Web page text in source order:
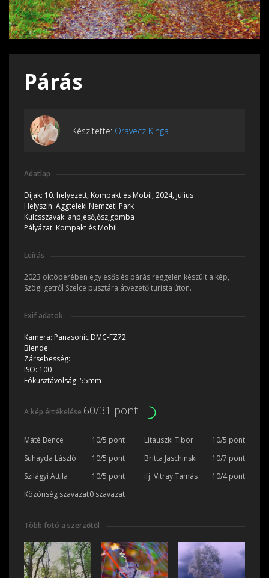
Párás
Készítette: Oravecz Kinga
Adatlap
Díjak: 10. helyezett, Kompakt és Mobil, 2024, július
Helyszín: Aggteleki Nemzeti Park
Kulcsszavak: anp,eső,ősz,gomba
Pályázat: Kompakt és Mobil
Leírás
2023 októberében egy esős és párás reggelen készült a kép,
Szögligetről Szelce pusztára átvezető turista úton.
Exif adatok
Kamera: Panasonic DMC-FZ72
Blende:
Zársebesség:
ISO: 100
Fókusztávolság: 55mm
A kép értékelése 60/31 pont
Máté Bence 10/5 pont Litauszki Tibor
10/5 pont
Suhayda László
10/5 pont Britta Jaschinski
10/7 pont
Szilágyi Attila
10/5 pont ifj. Vitray Tamás
10/4 pont
Közönség szavazat0 szavazat
Több fotó a szerzőtől